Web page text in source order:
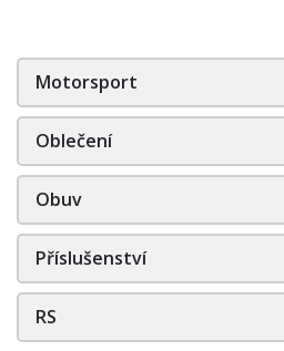
Motorsport
Oblečení
Obuv
Příslušenství
RS